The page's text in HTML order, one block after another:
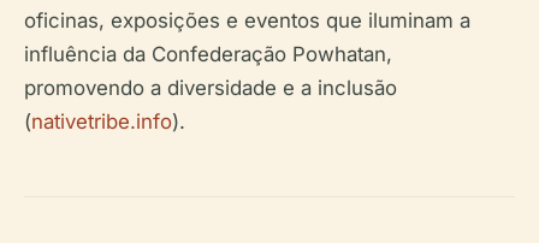
oficinas, exposições e eventos que iluminam a
influência da Confederação Powhatan,
promovendo a diversidade e a inclusão
(nativetribe.info).